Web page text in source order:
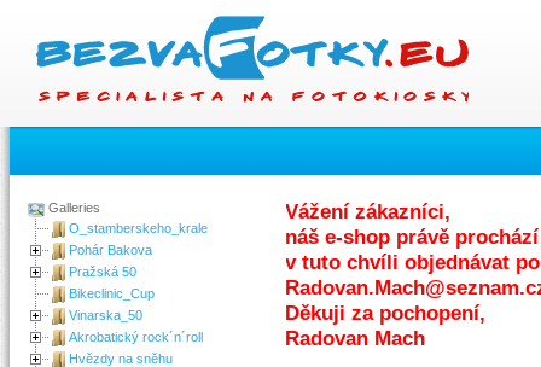
Galleries
O_stamberskeho_krale
Pohár Bakova
Pražská 50
Bikeclinic_Cup
Vinarska_50
Akrobatický rock´n´roll
Hvězdy na sněhu
Vážení zákazníci,
náš e-shop právě
v tuto chvíli objednávat
Děkuji za pochopení,
Radovan Mach